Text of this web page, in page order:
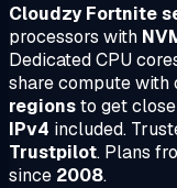
Cloudzy Fortnite
processors with
Dedicated CPU
share compute with
regionsto get
IPv4 included.
Trustpilot. Plans
since 2008.